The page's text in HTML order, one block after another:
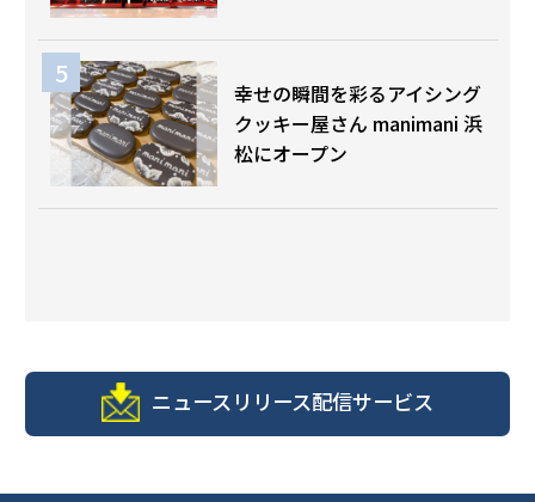
幸せの瞬間を彩るアイシング
クッキー屋さん manimani 浜
松にオープン
ニュースリリース配信サービス